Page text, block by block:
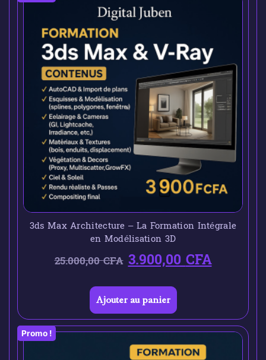
3ds Max Architecture – La Formation Intégrale
en Modélisation 3D
25.000,00CFA 3.900,00CFA
Ajouter au panier
Promo !